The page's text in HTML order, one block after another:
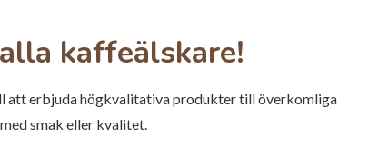
kaffeälskare!
att erbjuda högkvalitativa produkter till överkomliga
smak eller kvalitet.